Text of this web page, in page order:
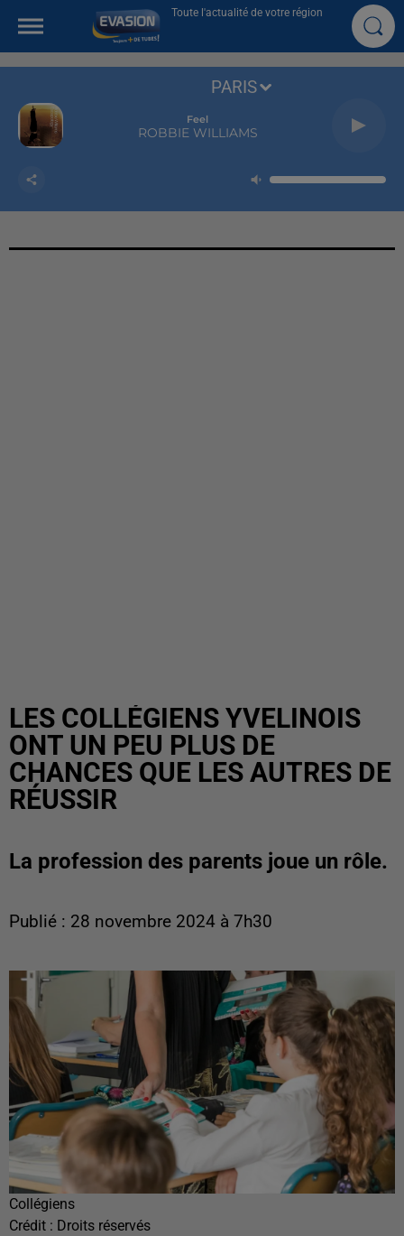
Toute l'actualité de votre région
Feel
ROBBIE WILLIAMS
PARIS
LES COLLÉGIENS YVELINOIS
ONT UN PEU PLUS DE
CHANCES QUE LES AUTRES DE
RÉUSSIR
La profession des parents joue un rôle.
Publié : 28 novembre 2024 à 7h30
Collégiens
Crédit : Droits réservés